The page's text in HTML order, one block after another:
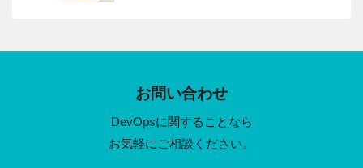
お問い合わせ
DevOpsに関することなら
お気軽にご相談ください。